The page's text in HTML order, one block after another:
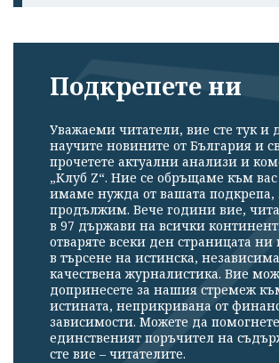
Подкрепете ни
Уважаеми читатели, вие сте тук и
научите новините от България и
прочетете актуални анализи и
„Клуб Z“. Ние се обръщаме към
имаме нужда от вашата подкрепа,
продължим. Вече години вие,
в 97 държави на всички
отваряте всеки ден страницата ни
в търсене на истинска,
качествена журналистика. Вие
допринесете за нашия стремеж
истината, неприкривана от
зависимости. Можете да помогнете
единственият поръчител на
сте вие – читателите.